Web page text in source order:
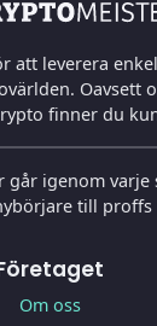
att leverera
Oavsett
finner du
går igenom varje
till proffs
Om oss